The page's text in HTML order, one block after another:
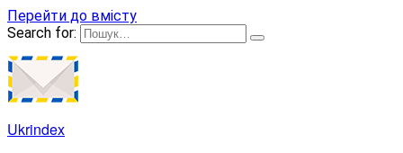
Перейти до вмісту
Search for:
Ukrindex